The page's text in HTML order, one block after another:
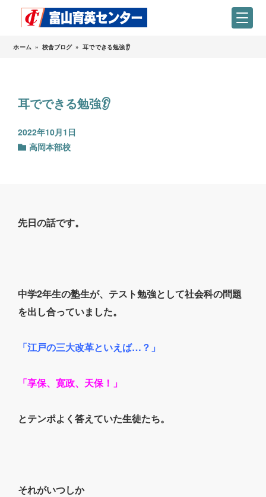
ホーム » 校舎ブログ » 耳でできる勉強👂
耳でできる勉強👂
2022年10月1日
高岡本部校
先日の話です。
中学2年生の塾生が、テスト勉強として社会科の問題
を出し合っていました。
「江戸の三大改革といえば…？」
「享保、寛政、天保！」
とテンポよく答えていた生徒たち。
それがいつしか